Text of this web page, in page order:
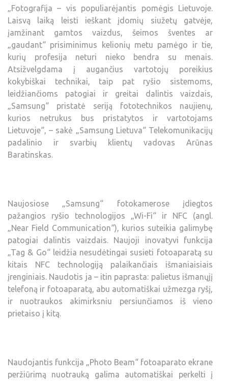
„Fotografija – vis populiarėjantis pomėgis Lietuvoje.
Laisvą laiką leisti ieškant įdomių siužetų gatvėje,
įamžinant gamtos vaizdus, šeimos šventes ar
„gaudant“ prisiminimus kelionių metu pamėgo ir tie,
kurių profesija neturi nieko bendra su menais.
Atsižvelgdama į augančius vartotojų poreikius
kokybiškai technikai, taip pat ryšio sistemoms,
leidžiančioms patogiai ir greitai dalintis vaizdais,
„Samsung“ pristatė seriją fototechnikos naujienų,
kurios netrukus bus pristatytos ir vartotojams
Lietuvoje“, – sakė „Samsung Lietuva“ Telekomunikacijų
padalinio ir svarbių klientų vadovas Arūnas
Baratinskas.
Naujosiose „Samsung“ fotokamerose įdiegtos
pažangios ryšio technologijos „Wi-Fi“ ir NFC (angl.
„Near Field Communication“), kurios suteikia galimybę
patogiai dalintis vaizdais. Naujoji inovatyvi funkcija
„Tag & Go“ leidžia nesudėtingai susieti fotoaparatą su
kitais NFC technologiją palaikančiais išmaniaisiais
įrenginiais. Naudotis ja – itin paprasta: palietus išmanųjį
telefoną ir fotoaparatą, abu automatiškai užmezga ryšį,
ir nuotraukos akimirksniu persiunčiamos iš vieno
prietaiso į kitą.
Naudojantis funkcija „Photo Beam“ fotoaparato ekrane
peržiūrimą nuotrauką galima automatiškai perkelti į